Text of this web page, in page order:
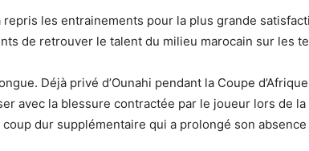
repris les entrainements pour la plus grande
de retrouver le talent du milieu marocain sur les
Déjà privé d’Ounahi pendant la Coupe
avec la blessure contractée par le joueur lors de
coup dur supplémentaire qui a prolongé son